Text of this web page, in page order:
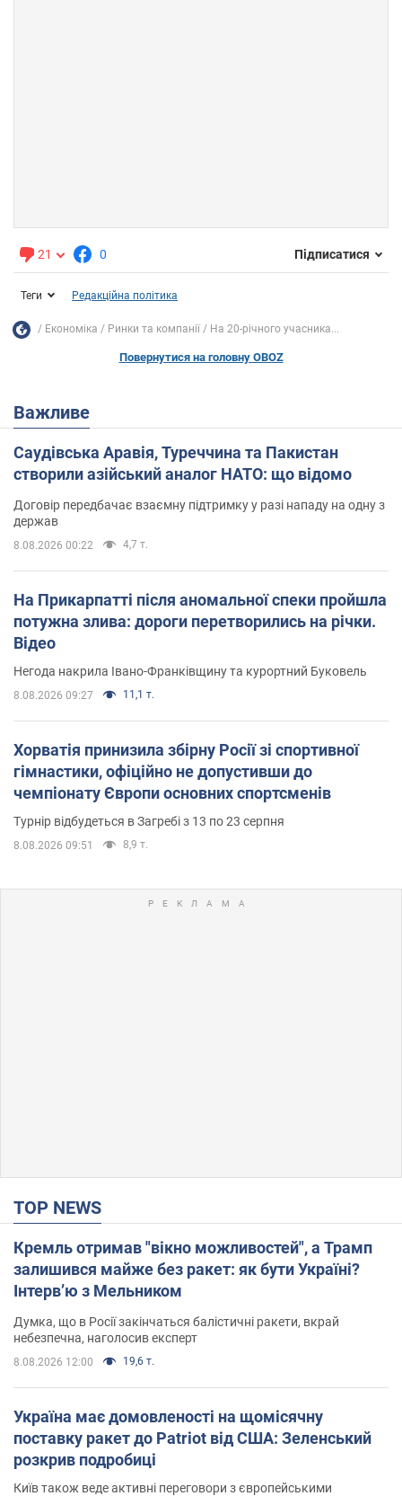
21 0 Підписатися
Теги Редакційна політика
Економіка Ринки та компанії На 20-річного учасника...
Повернутися на головну OBOZ
Важливе
Саудівська Аравія, Туреччина та Пакистан
створили азійський аналог НАТО: що відомо
Договір передбачає взаємну підтримку у разі нападу на одну з
держав
8.08.2026 00:22 4,7 т.
На Прикарпатті після аномальної спеки пройшла
потужна злива: дороги перетворились на річки.
Відео
Негода накрила Івано-Франківщину та курортний Буковель
8.08.2026 09:27 11,1 т.
Хорватія принизила збірну Росії зі спортивної
гімнастики, офіційно не допустивши до
чемпіонату Європи основних спортсменів
Турнір відбудеться в Загребі з 13 по 23 серпня
8.08.2026 09:51 8,9 т.
TOP NEWS
Кремль отримав "вікно можливостей", а Трамп
залишився майже без ракет: як бути Україні?
Інтерв’ю з Мельником
Думка, що в Росії закінчаться балістичні ракети, вкрай
небезпечна, наголосив експерт
8.08.2026 12:00 19,6 т.
Україна має домовленості на щомісячну
поставку ракет до Patriot від США: Зеленський
розкрив подробиці
Київ також веде активні переговори з європейськими